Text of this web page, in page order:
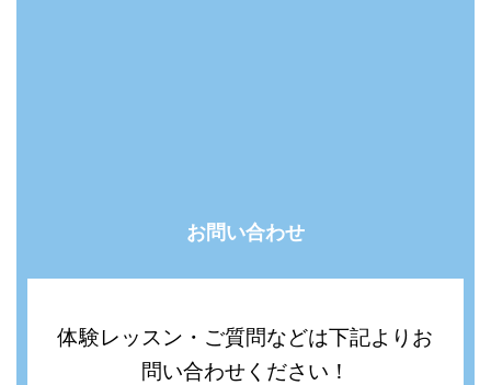
お問い合わせ
体験レッスン・ご質問などは下記よりお
問い合わせください！